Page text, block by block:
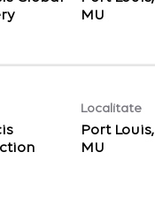
Localitate
Port Louis,